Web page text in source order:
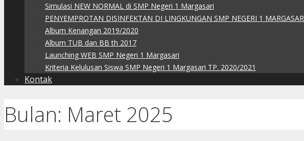
Simulasi NEW NORMAL di SMP Negeri 1 Margasari
PENYEMPROTAN DISINFEKTAN DI LINGKUNGAN SMP NEGERI 1
Album Kenangan 2019/2020
Album TUB dan BB th 2017
Launching WEB SMP Negeri 1 Margasari
Kriteria Kelulusan Siswa SMP Negeri 1 Margasari TP. 2020/2021
Kontak
Bulan: Maret 2025